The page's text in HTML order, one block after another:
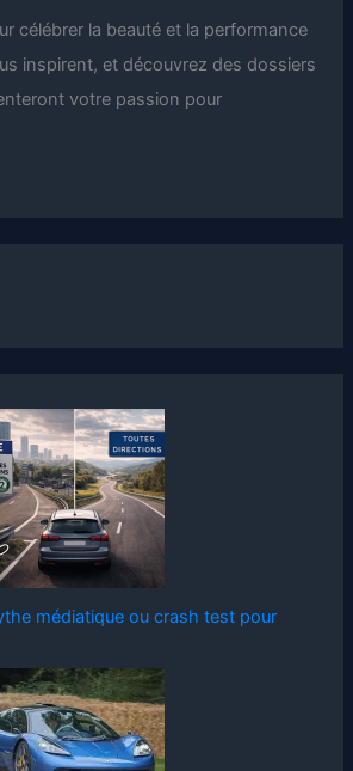
célébrer la beauté et la performance
inspirent, et découvrez des dossiers
votre passion pour
médiatique ou crash test pour